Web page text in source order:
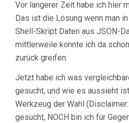
Vor längerer Zeit habe ich hier
Das ist die Lösung wenn man
Shell-Skript Daten aus JSON-
mittlerweile konnte ich da
zurück greifen.
Jetzt habe ich was
gesucht, und wie es aussieht ist
Werkzeug der Wahl
gesucht, NOCH bin ich für